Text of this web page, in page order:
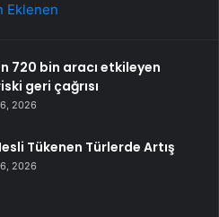
Eklenen
720 bin aracı etkileyen
geri çağrısı
2026
Tükenen Türlerde Artış
2026